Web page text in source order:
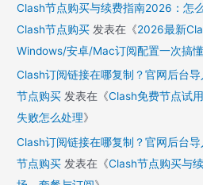
Clash节点购买与续费指南2026：怎
Clash节点购买 发表在《2026最新
Windows/安卓/Mac订阅配置一次搞懂
Clash订阅链接在哪复制？官网后台
节点购买 发表在《Clash免费节点试
失败怎么处理》
Clash订阅链接在哪复制？官网后台
节点购买 发表在《Clash节点购买与